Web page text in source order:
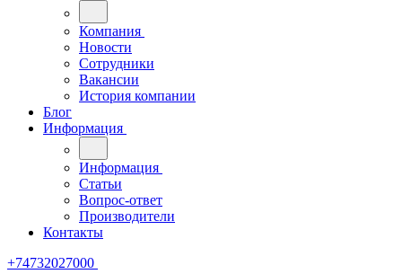
Компания
Новости
Сотрудники
Вакансии
История компании
Блог
Информация
Информация
Статьи
Вопрос-ответ
Производители
Контакты
+74732027000